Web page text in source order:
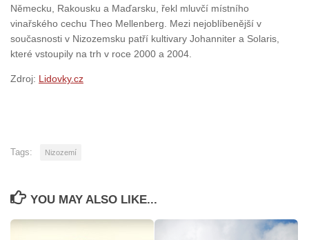
Německu, Rakousku a Maďarsku, řekl mluvčí místního
vinařského cechu Theo Mellenberg. Mezi nejoblíbenější v
současnosti v Nizozemsku patří kultivary Johanniter a Solaris,
které vstoupily na trh v roce 2000 a 2004.
Zdroj: Lidovky.cz
Tags: Nizozemí
YOU MAY ALSO LIKE...